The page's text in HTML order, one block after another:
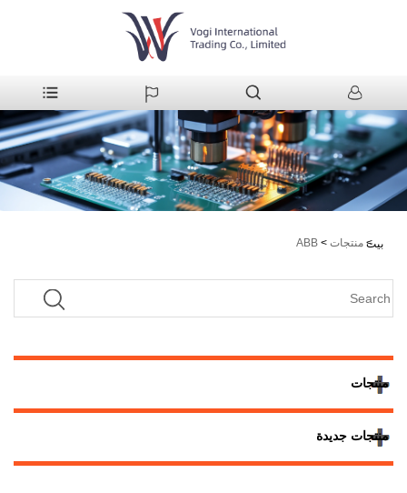
بيت
> منتجات >
ABB
منتجات
منتجات جديدة